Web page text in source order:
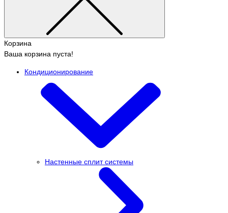
Корзина
Ваша корзина пуста!
Кондиционирование
Настенные сплит системы